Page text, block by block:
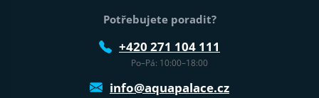
Potřebujete poradit?
+420 271 104 111
Po–Pá: 10:00–18:00
info@aquapalace.cz